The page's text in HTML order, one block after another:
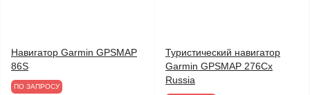
Навигатор Garmin GPSMAP
86S
ПО ЗАПРОСУ
Туристический навигатор
Garmin GPSMAP 276Cx
Russia